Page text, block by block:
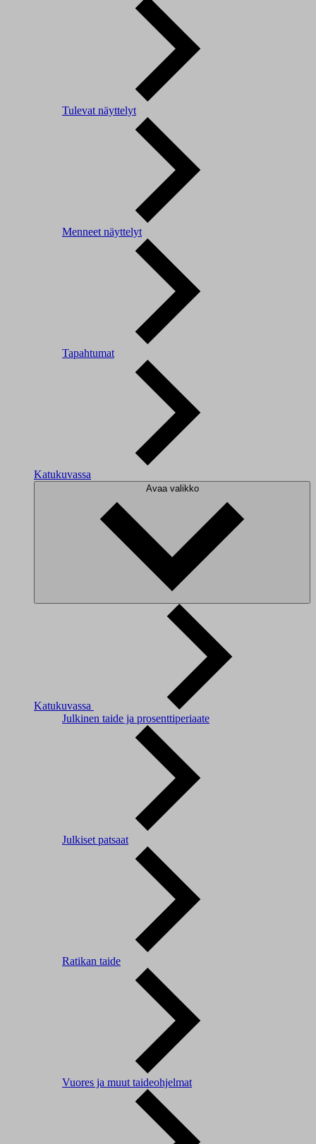
Tulevat näyttelyt
Menneet näyttelyt
Tapahtumat
Katukuvassa
Avaa valikko
Katukuvassa
Julkinen taide ja prosenttiperiaate
Julkiset patsaat
Ratikan taide
Vuores ja muut taideohjelmat